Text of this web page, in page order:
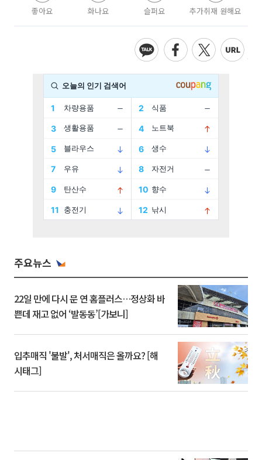
좋아요 화나요 슬퍼요 추가취재 원해요
주요뉴스
22일 만에 다시 문 연 홈플러스…정상화 바
쁜데 재고 없어 ‘발동동’[가보니]
입추매직 '불발', 처서매직은 올까요? [해
시태그]